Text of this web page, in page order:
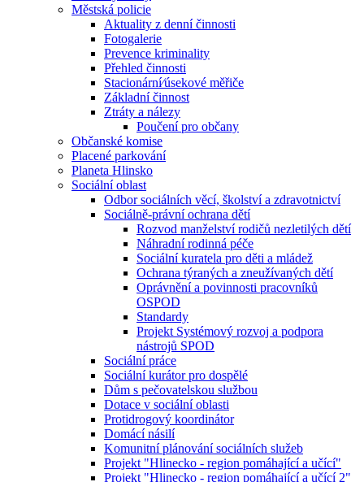
Městská policie
Aktuality z denní činnosti
Fotogalerie
Prevence kriminality
Přehled činnosti
Stacionární⁄úsekové měřiče
Základní činnost
Ztráty a nálezy
Poučení pro občany
Občanské komise
Placené parkování
Planeta Hlinsko
Sociální oblast
Odbor sociálních věcí, školství a zdravotnictví
Sociálně-právní ochrana dětí
Rozvod manželství rodičů nezletilých dětí
Náhradní rodinná péče
Sociální kuratela pro děti a mládež
Ochrana týraných a zneužívaných dětí
Oprávnění a povinnosti pracovníků
OSPOD
Standardy
Projekt Systémový rozvoj a podpora
nástrojů SPOD
Sociální práce
Sociální kurátor pro dospělé
Dům s pečovatelskou službou
Dotace v sociální oblasti
Protidrogový koordinátor
Domácí násilí
Komunitní plánování sociálních služeb
Projekt "Hlinecko - region pomáhající a učící"
Projekt "Hlinecko - region pomáhající a učící 2"